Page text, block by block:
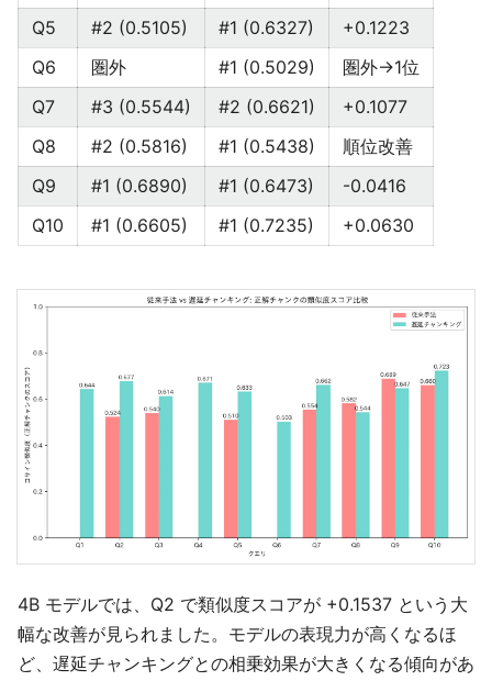
Q5
#2 (0.5105) #1 (0.6327)
+0.1223
Q6
圏外 #1 (0.5029)
圏外→1位
Q7
#3 (0.5544) #2 (0.6621)
+0.1077
Q8
#2 (0.5816) #1 (0.5438)
順位改善
Q9
#1 (0.6890) #1 (0.6473)
-0.0416
Q10
#1 (0.6605) #1 (0.7235) +0.0630
4B モデルでは、Q2 で類似度スコアが +0.1537 という大
幅な改善が見られました。モデルの表現力が高くなるほ
ど、遅延チャンキングとの相乗効果が大きくなる傾向があ